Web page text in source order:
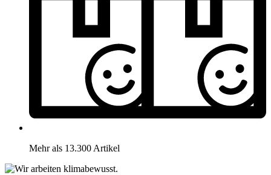
Mehr als 13.300 Artikel